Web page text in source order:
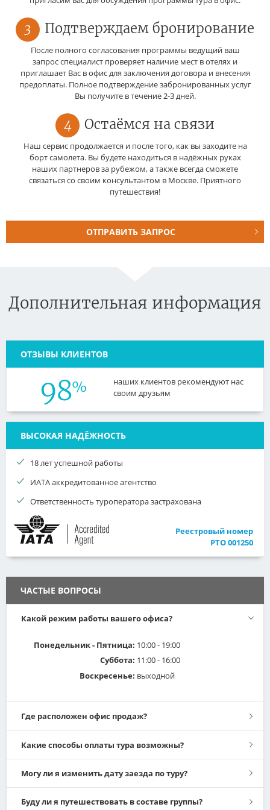
3 Подтверждаем бронирование
После полного согласования программы ведущий ваш
запрос специалист проверяет наличие мест в отелях и
приглашает Вас в офис для заключения договора и внесения
предоплаты. Полное подтверждение забронированных услуг
Вы получите в течение 2-3 дней.
4 Остаёмся на связи
Наш сервис продолжается и после того, как вы заходите на
борт самолета. Вы будете находиться в надёжных руках
наших партнеров за рубежом, а также всегда сможете
связаться со своим консультантом в Москве. Приятного
путешествия!
ОТПРАВИТЬ ЗАПРОС
Дополнительная информация
ОТЗЫВЫ КЛИЕНТОВ
98%
наших клиентов рекомендуют нас
своим друзьям
ВЫСОКАЯ НАДЁЖНОСТЬ
18 лет успешной работы
ИАТА аккредитованное агентство
Ответственность туроператора застрахована
Реестровый номер
РТО 001250
ЧАСТЫЕ ВОПРОСЫ
Какой режим работы вашего офиса?
Понедельник - Пятница: 10:00 - 19:00
Суббота: 11:00 - 16:00
Воскресенье: выходной
Где расположен офис продаж?
г. Москва, ул. Россолимо, д. 17, стр.3
Какие способы оплаты тура возможны?
- Пластиковыми картами Visa, Mastercard.
Могу ли я изменить дату заезда по туру?
в стоимость авиабилетами, то изменить дату заезда по туру
Буду ли я путешествовать в составе группы?